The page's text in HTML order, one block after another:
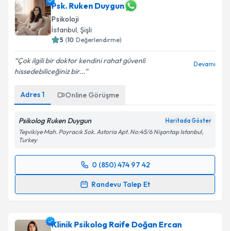
Psk. Ruken Duygun
Psikoloji
İstanbul, Şişli
5 (10 Değerlendirme)
Çok ilgili bir doktor kendini rahat güvenli
hissedebiliceğiniz bir...
Devamı
Adres 1 Online Görüşme
Psikolog Ruken Duygun Haritada Göster
Teşvikiye Mah. Poyracık Sok. Astoria Apt. No:45/6 Nişantaşı Istanbul,
Turkey
0 (850) 474 97 42
Randevu Talep Et
Randevu Takvimi Talebi
takvim hazırlandığında e-posta ile bilgilendireceğiz.
Klinik Psikolog Raife Doğan Ercan